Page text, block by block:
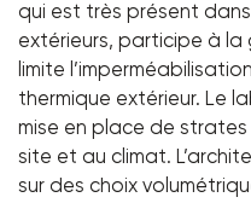
qui est très présent
extérieurs, participe à la
limite
thermique extérieur. Le
mise en place de
site et au climat.
sur des choix